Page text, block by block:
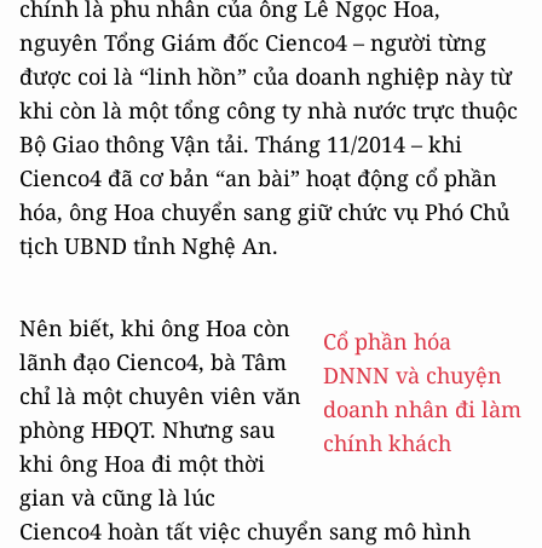
chính là phu nhân của ông Lê Ngọc Hoa,
nguyên Tổng Giám đốc Cienco4 – người từng
được coi là “linh hồn” của doanh nghiệp này từ
khi còn là một tổng công ty nhà nước trực thuộc
Bộ Giao thông Vận tải. Tháng 11/2014 – khi
Cienco4 đã cơ bản “an bài” hoạt động cổ phần
hóa, ông Hoa chuyển sang giữ chức vụ Phó Chủ
tịch UBND tỉnh Nghệ An.
Cổ phần hóa
DNNN và chuyện
doanh nhân đi làm
chính khách
Nên biết, khi ông Hoa còn
lãnh đạo Cienco4, bà Tâm
chỉ là một chuyên viên văn
phòng HĐQT. Nhưng sau
khi ông Hoa đi một thời
gian và cũng là lúc
Cienco4 hoàn tất việc chuyển sang mô hình